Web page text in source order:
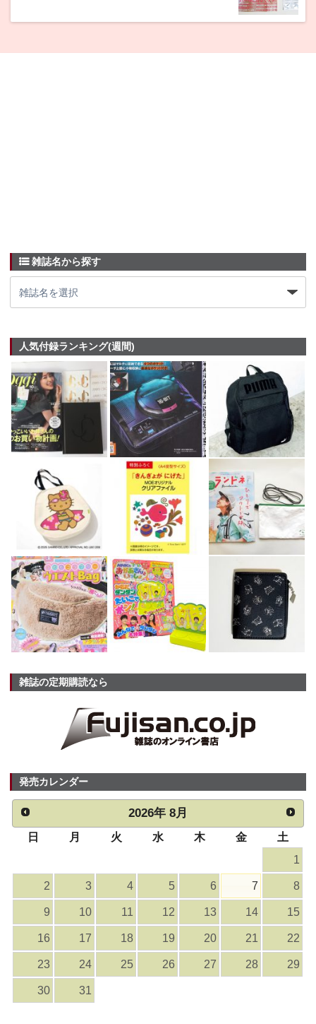
雑誌名から探す
人気付録ランキング(週間)
雑誌の定期購読なら
発売カレンダー
2026年 8月
日 月 火 水 木 金
土
1
2 3 4 5 6 7 8
9 10 11 12 13 14 15
16 17 18 19 20 21 22
23 24 25 26 27 28 29
30 31